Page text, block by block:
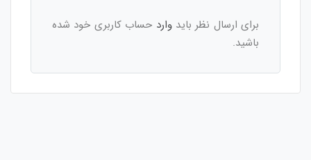
برای ارسال نظر بایدوارد حساب کاربری خود شده
باشید.